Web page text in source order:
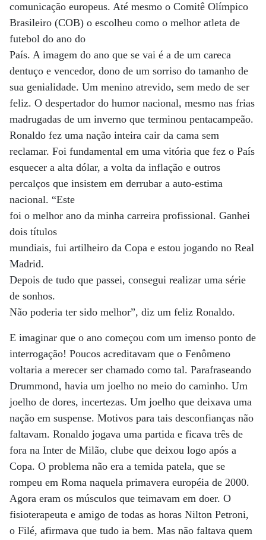
comunicação europeus. Até mesmo o Comitê Olímpico
Brasileiro (COB) o escolheu como o melhor atleta de
futebol do ano do
País. A imagem do ano que se vai é a de um careca
dentuço e vencedor, dono de um sorriso do tamanho de
sua genialidade. Um menino atrevido, sem medo de ser
feliz. O despertador do humor nacional, mesmo nas frias
madrugadas de um inverno que terminou pentacampeão.
Ronaldo fez uma nação inteira cair da cama sem
reclamar. Foi fundamental em uma vitória que fez o País
esquecer a alta dólar, a volta da inflação e outros
percalços que insistem em derrubar a auto-estima
nacional. “Este
foi o melhor ano da minha carreira profissional. Ganhei
dois títulos
mundiais, fui artilheiro da Copa e estou jogando no Real
Madrid.
Depois de tudo que passei, consegui realizar uma série
de sonhos.
Não poderia ter sido melhor”, diz um feliz Ronaldo.
E imaginar que o ano começou com um imenso ponto de
interrogação! Poucos acreditavam que o Fenômeno
voltaria a merecer ser chamado como tal. Parafraseando
Drummond, havia um joelho no meio do caminho. Um
joelho de dores, incertezas. Um joelho que deixava uma
nação em suspense. Motivos para tais desconfianças não
faltavam. Ronaldo jogava uma partida e ficava três de
fora na Inter de Milão, clube que deixou logo após a
Copa. O problema não era a temida patela, que se
rompeu em Roma naquela primavera européia de 2000.
Agora eram os músculos que teimavam em doer. O
fisioterapeuta e amigo de todas as horas Nilton Petroni,
o Filé, afirmava que tudo ia bem. Mas não faltava quem